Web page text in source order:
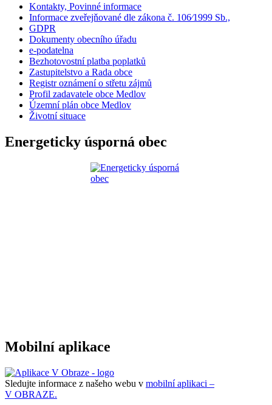
Kontakty, Povinné informace
Informace zveřejňované dle zákona č. 106⁄1999 Sb.,
GDPR
Dokumenty obecního úřadu
e-podatelna
Bezhotovostní platba poplatků
Zastupitelstvo a Rada obce
Registr oznámení o střetu zájmů
Profil zadavatele obce Medlov
Územní plán obce Medlov
Životní situace
Energeticky úsporná obec
Mobilní aplikace
Sledujte informace z našeho webu v mobilní aplikaci –
V OBRAZE.